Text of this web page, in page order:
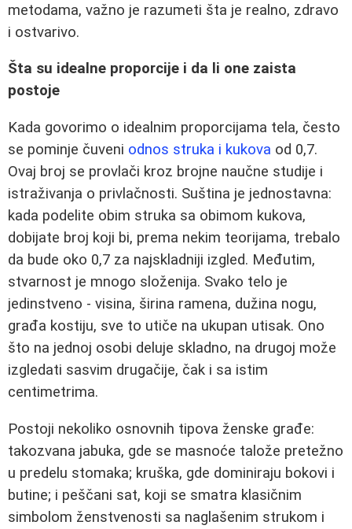
metodama, važno je razumeti šta je realno, zdravo
i ostvarivo.
Šta su idealne proporcije i da li one zaista
postoje
Kada govorimo o idealnim proporcijama tela, često
se pominje čuveni odnos struka i kukova od 0,7.
Ovaj broj se provlači kroz brojne naučne studije i
istraživanja o privlačnosti. Suština je jednostavna:
kada podelite obim struka sa obimom kukova,
dobijate broj koji bi, prema nekim teorijama, trebalo
da bude oko 0,7 za najskladniji izgled. Međutim,
stvarnost je mnogo složenija. Svako telo je
jedinstveno - visina, širina ramena, dužina nogu,
građa kostiju, sve to utiče na ukupan utisak. Ono
što na jednoj osobi deluje skladno, na drugoj može
izgledati sasvim drugačije, čak i sa istim
centimetrima.
Postoji nekoliko osnovnih tipova ženske građe:
takozvana jabuka, gde se masnoće talože pretežno
u predelu stomaka; kruška, gde dominiraju bokovi i
butine; i peščani sat, koji se smatra klasičnim
simbolom ženstvenosti sa naglašenim strukom i